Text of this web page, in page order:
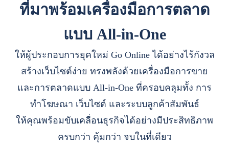
ที่มาพร้อมเครื่องมือการตลาด
แบบ All-in-One
ให้ผู้ประกอบการยุคใหม่ Go Online ได้อย่างไร้กังวล
สร้างเว็บไซต์ง่าย ทรงพลังด้วยเครื่องมือการขาย
และการตลาดแบบ All-in-One ที่ครอบคลุมทั้ง การ
ทำโฆษณา เว็บไซต์ และระบบลูกค้าสัมพันธ์
ให้คุณพร้อมขับเคลื่อนธุรกิจได้อย่างมีประสิทธิภาพ
ครบกว่า คุ้มกว่า จบในที่เดียว